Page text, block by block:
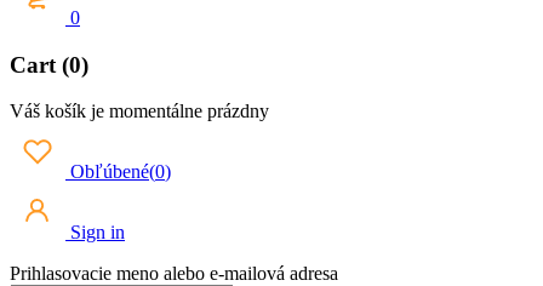
0
Cart (0)
Váš košík je momentálne prázdny
Obľúbené(0)
Sign in
Prihlasovacie meno alebo e-mailová adresa